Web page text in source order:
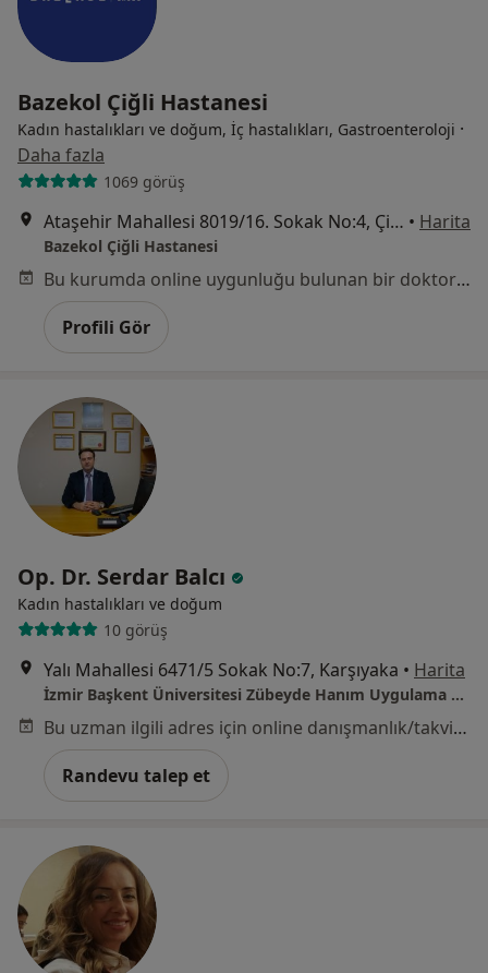
Bazekol Çiğli Hastanesi
Kadın hastalıkları ve doğum, İç hastalıkları, Gastroenteroloji ·
Daha fazla
1069 görüş
Ataşehir Mahallesi 8019/16. Sokak No:4, Çiğli • Harita
Bazekol Çiğli Hastanesi
Bu kurumda online uygunluğu bulunan bir doktor veya uzman bulunamadı
Profili Gör
Op. Dr. Serdar Balcı
Kadın hastalıkları ve doğum
10 görüş
Yalı Mahallesi 6471/5 Sokak No:7, Karşıyaka • Harita
İzmir Başkent Üniversitesi Zübeyde Hanım Uygulama Ve Araştırma Merkezi
Bu uzman ilgili adres için online danışmanlık/takvim sunmuyor.
Randevu talep et